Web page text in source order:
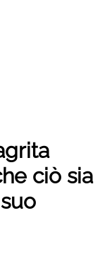
ciò sia